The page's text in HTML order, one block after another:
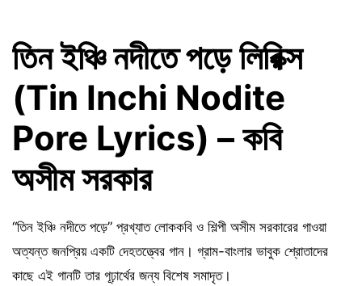
তিন ইঞ্চি নদীতে পড়ে লিরিক্স
(Tin Inchi Nodite
Pore Lyrics) – কবি
অসীম সরকার
“তিন ইঞ্চি নদীতে পড়ে” প্রখ্যাত লোককবি ও শিল্পী অসীম সরকারের গাওয়া
অত্যন্ত জনপ্রিয় একটি দেহতত্ত্বের গান। গ্রাম-বাংলার ভাবুক শ্রোতাদের
কাছে এই গানটি তার গূঢ়ার্থের জন্য বিশেষ সমাদৃত।